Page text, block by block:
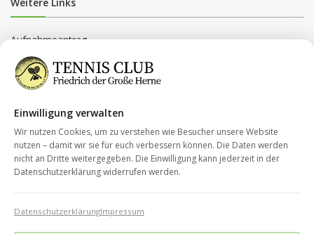
Aufnahmeantrag
Beitragsordnung
Kontakt
info@tc-fdg-herne.de
Einwilligung verwalten
Wir nutzen Cookies, um zu verstehen wie Besucher unsere Website
nutzen – damit wir sie für euch verbessern können. Die Daten werden
nicht an Dritte weitergegeben. Die Einwilligung kann jederzeit in der
Datenschutzerklärung widerrufen werden.
DatenschutzerklärungImpressum